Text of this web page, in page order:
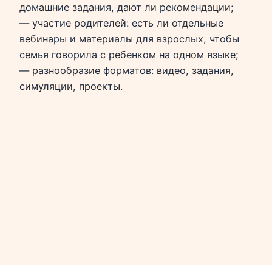
домашние задания, дают ли рекомендации;
— участие родителей: есть ли отдельные
вебинары и материалы для взрослых, чтобы
семья говорила с ребенком на одном языке;
— разнообразие форматов: видео, задания,
симуляции, проекты.